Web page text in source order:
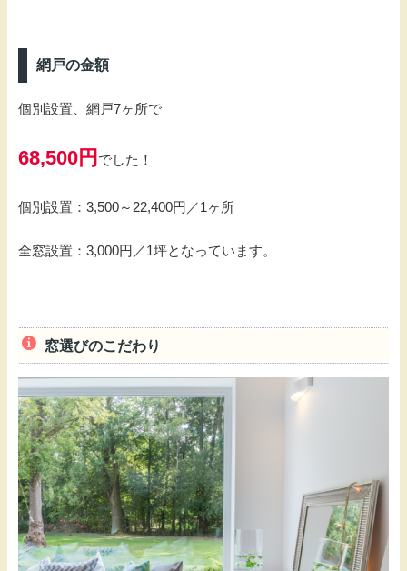
網戸の金額
個別設置、網戸7ヶ所で
68,500円 でした！
個別設置：3,500～22,400円／1ヶ所
全窓設置：3,000円／1坪となっています。
窓選びのこだわり